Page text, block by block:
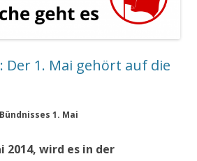
Der 1. Mai gehört auf die
1. Mai
2014, wird es in der